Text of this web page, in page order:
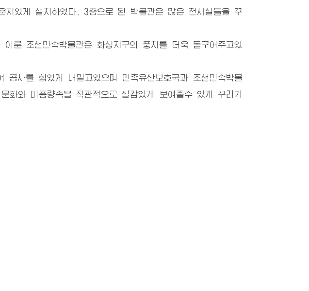
있게 설치하였다. 3층으로 된 박물관은 많은 전시실들을 꾸
조선민속박물관은 화성지구의 풍치를 더욱 돋구어주고있
사를 힘있게 내밀고있으며 민족유산보호국과 조선민속박물
와 미풍량속을 직관적으로 실감있게 보여줄수 있게 꾸리기